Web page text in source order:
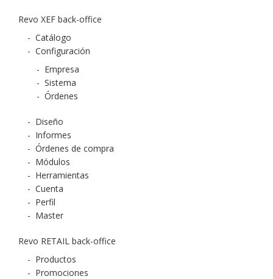
Revo XEF back-office
- Catálogo
- Configuración
- Empresa
- Sistema
- Órdenes
- Diseño
- Informes
- Órdenes de compra
- Módulos
- Herramientas
- Cuenta
- Perfil
- Master
Revo RETAIL back-office
- Productos
- Promociones